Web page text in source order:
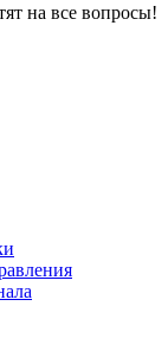
на все вопросы!